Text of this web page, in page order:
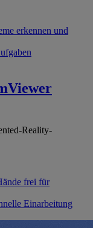
erkennen und
Reality-
frei für
Einarbeitung